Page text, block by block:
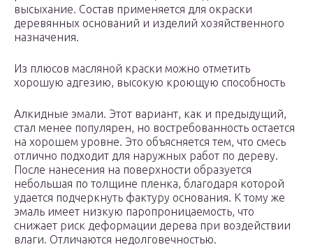
высыхание. Состав применяется для окраски
деревянных оснований и изделий хозяйственного
назначения.
Из плюсов масляной краски можно отметить
хорошую адгезию, высокую кроющую способность
Алкидные эмали. Этот вариант, как и предыдущий,
стал менее популярен, но востребованность остается
на хорошем уровне. Это объясняется тем, что смесь
отлично подходит для наружных работ по дереву.
После нанесения на поверхности образуется
небольшая по толщине пленка, благодаря которой
удается подчеркнуть фактуру основания. К тому же
эмаль имеет низкую паропроницаемость, что
снижает риск деформации дерева при воздействии
влаги. Отличаются недолговечностью.